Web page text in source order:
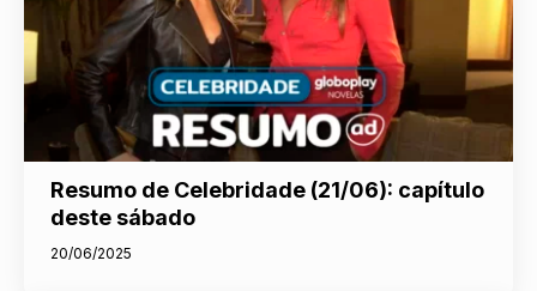
Resumo de Celebridade (21/06): capítulo
deste sábado
20/06/2025